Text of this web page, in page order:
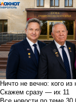
Ничто не вечно: кого
Скажем сразу — их 11